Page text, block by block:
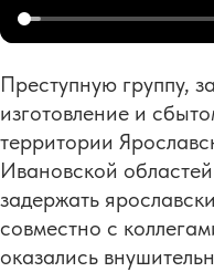
Преступную группу,
изготовление и
территории
Ивановской
задержать
совместно с
оказались